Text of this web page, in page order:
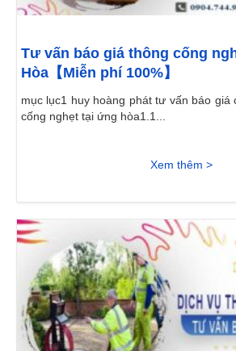
Tư vấn báo giá thông cống
Hòa【Miễn phí 100%】
mục lục1 huy hoàng phát tư vấn báo giá
cống nghẹt tại ứng hòa1.1...
Xem thêm >